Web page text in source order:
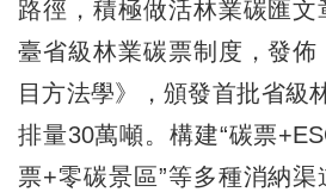
路徑，積極做活林業碳匯文
臺省級林業碳票制度，發
目方法學》，頒發首批省級
排量30萬噸。構建“碳票
票+零碳景區”等多種消納